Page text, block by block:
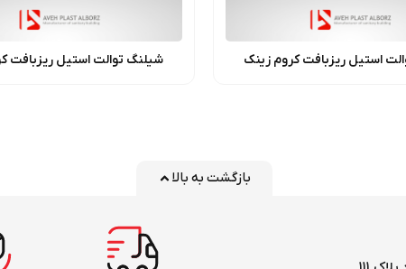
استیل ریزبافت کروم زینک شیلنگ توالت استیل ریزبافت
بازگشت به بالا